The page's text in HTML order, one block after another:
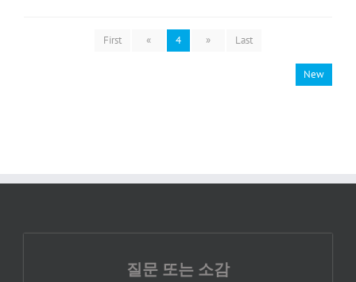
First « 4 » Last
New
질문 또는 소감